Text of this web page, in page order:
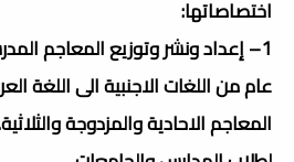
اختصاصاتها:
1– إعداد ونشر وتوزيع المعاجم
عام من اللغات الاجنبية الى اللغة
المعاجم الاحادية والمزدوجة